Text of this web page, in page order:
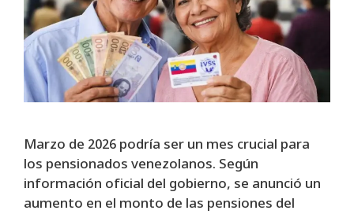
Marzo de 2026 podría ser un mes crucial para
los pensionados venezolanos. Según
información oficial del gobierno, se anunció un
aumento en el monto de las pensiones del